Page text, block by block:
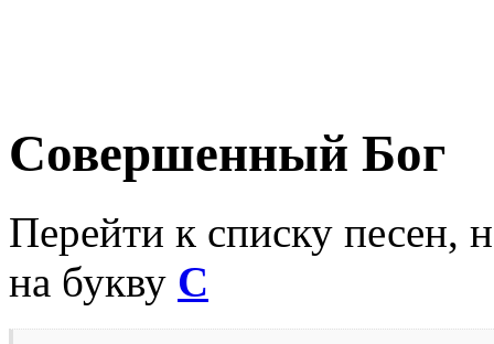
Совершенный Бог
Перейти к списку песен,
на букву С